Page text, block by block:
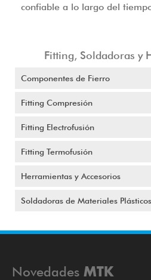
Fitting, Soldadoras y
Componentes de Fierro
Fitting Compresión
Fitting Electrofusión
Fitting Termofusión
Herramientas y Accesorios
Soldadoras de Materiales Plásticos
confiable a lo largo del
Novedades MTK